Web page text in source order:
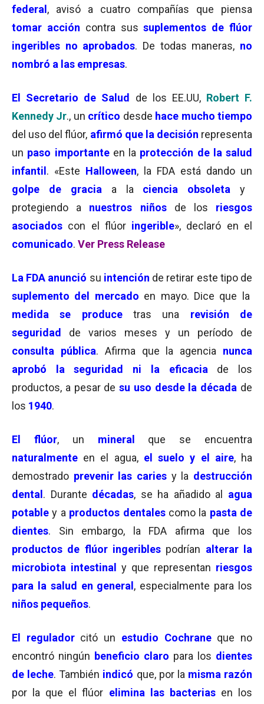
federal , avisó a cuatro compañías que piensa
tomar acción contra sussuplementos de flúor
ingeribles no aprobados. De todas maneras, no
nombró a las empresas.
El Secretario de Salud de los EE.UU, Robert F.
Kennedy Jr., un crítico desde hace mucho tiempo
del uso del flúor, afirmó que la decisión representa
un paso importante en la protección de la salud
infantil . «Este Halloween, la FDA está dando un
golpe de gracia a la ciencia obsoleta
y
protegiendo a nuestros niñosde los riesgos
asociados con el flúor ingerible», declaró en el
comunicado. Ver Press Release
La FDA anunció su intención de retirar este tipo de
suplemento del mercado en mayo. Dice que la
medida se producetras una revisión de
seguridad
de varios meses y un período de
consulta pública. Afirma que la agencia nunca
aprobó la seguridad ni la eficacia
de los
productos, a pesar de su uso desde la década de
los 1940.
El flúor, un mineral
que se encuentra
naturalmente en el agua,el suelo y el aire, ha
demostrado prevenir las caries y la destrucción
dental . Durante décadas, se ha añadido al agua
potable y a productos dentales como la pasta de
dientes. Sin embargo, la FDA afirma que los
productos de flúor ingeribles podrían alterar la
microbiota intestinal y que representan riesgos
para la salud en general , especialmente para los
niños pequeños.
El reguladorcitó un estudio Cochraneque no
encontró ningún beneficio claro para los dientes
de leche. También indicó que, por la misma razón
por la que el flúor elimina las bacterias en los